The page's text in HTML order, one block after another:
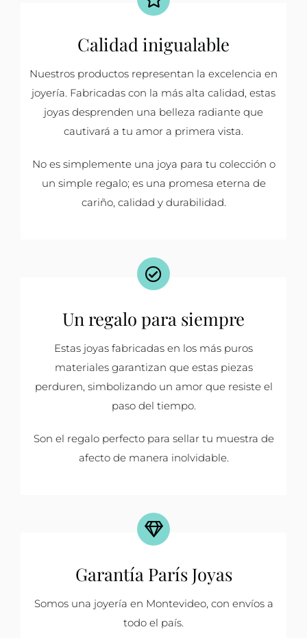
Calidad inigualable
Nuestros productos representan la excelencia en
joyería. Fabricadas con la más alta calidad, estas
joyas desprenden una belleza radiante que
cautivará a tu amor a primera vista.
No es simplemente una joya para tu colección o
un simple regalo; es una promesa eterna de
cariño, calidad y durabilidad.
Un regalo para siempre
Estas joyas fabricadas en los más puros
materiales garantizan que estas piezas
perduren, simbolizando un amor que resiste el
paso del tiempo.
Son el regalo perfecto para sellar tu muestra de
afecto de manera inolvidable.
Garantía París Joyas
Somos una joyería en Montevideo, con envíos a
todo el país.